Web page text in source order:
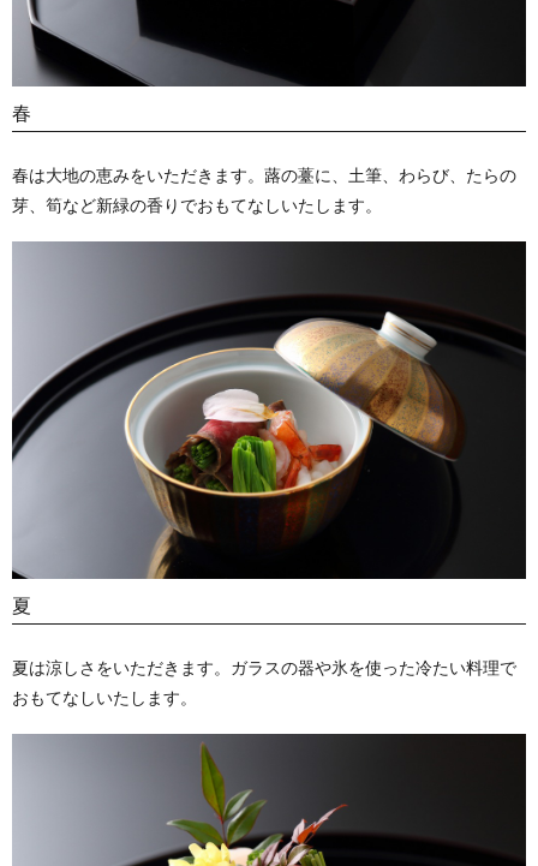
春
春は大地の恵みをいただきます。蕗の薹に、土筆、わらび、たらの
芽、筍など新緑の香りでおもてなしいたします。
夏
夏は涼しさをいただきます。ガラスの器や氷を使った冷たい料理で
おもてなしいたします。